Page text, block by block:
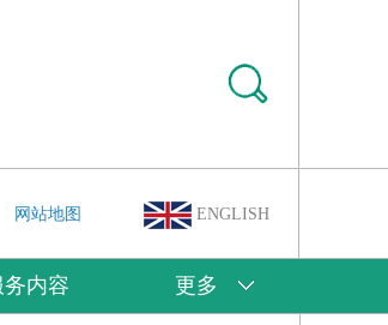
网站地图 ENGLISH
务内容 更多